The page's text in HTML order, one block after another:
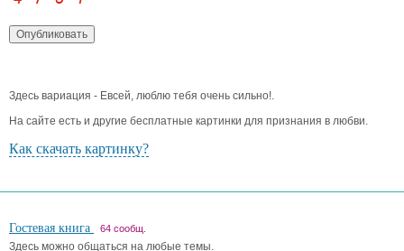
Здесь вариация - Евсей, люблю тебя очень сильно!.
На сайте есть и другие бесплатные картинки для признания в любви.
Как скачать картинку?
Гостевая книга 64 сообщ.
Здесь можно общаться на любые темы.